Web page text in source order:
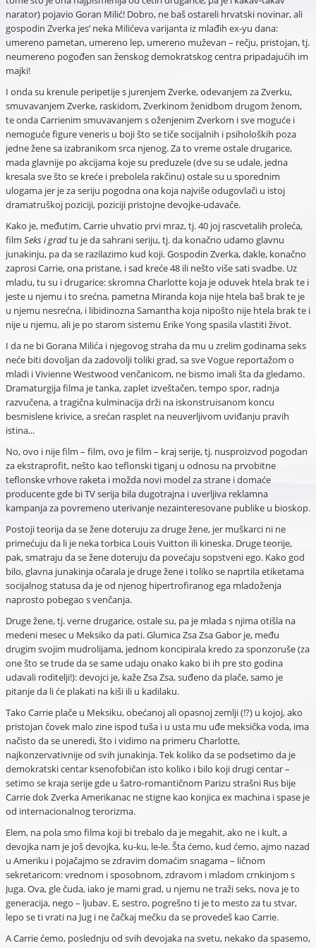
narator) pojavio Goran Milić! Dobro, ne baš ostareli hrvatski novinar, ali
gospodin Zverka jes’ neka Milićeva varijanta iz mlađih ex-yu dana:
umereno pametan, umereno lep, umereno muževan – rečju, pristojan, tj.
neumereno pogođen san ženskog demokratskog centra pripadajućih im
majki!
I onda su krenule peripetije s jurenjem Zverke, odevanjem za Zverku,
smuvavanjem Zverke, raskidom, Zverkinom ženidbom drugom ženom,
te onda Carrienim smuvavanjem s oženjenim Zverkom i sve moguće i
nemoguće figure veneris u boji što se tiče socijalnih i psiholoških poza
jedne žene sa izabranikom srca njenog. Za to vreme ostale drugarice,
mada glavnije po akcijama koje su preduzele (dve su se udale, jedna
kresala sve što se kreće i prebolela rakčinu) ostale su u sporednim
ulogama jer je za seriju pogodna ona koja najviše odugovlači u istoj
dramatruškoj poziciji, poziciji pristojne devojke-udavače.
Kako je, međutim, Carrie uhvatio prvi mraz, tj. 40 joj rascvetalih proleća,
film Seks i gradtu je da sahrani seriju, tj. da konačno udamo glavnu
junakinju, pa da se razilazimo kud koji. Gospodin Zverka, dakle, konačno
zaprosi Carrie, ona pristane, i sad kreće 48 ili nešto više sati svadbe. Uz
mladu, tu su i drugarice: skromna Charlotte koja je oduvek htela brak te i
jeste u njemu i to srećna, pametna Miranda koja nije htela baš brak te je
u njemu nesrećna, i libidinozna Samantha koja nipošto nije htela brak te i
nije u njemu, ali je po starom sistemu Erike Yong spasila vlastiti život.
I da ne bi Gorana Milića i njegovog straha da mu u zrelim godinama seks
neće biti dovoljan da zadovolji toliki grad, sa sve Vogue reportažom o
mladi i Vivienne Westwood venčanicom, ne bismo imali šta da gledamo.
Dramaturgija filma je tanka, zaplet izveštačen, tempo spor, radnja
razvučena, a tragična kulminacija drži na iskonstruisanom koncu
besmislene krivice, a srećan rasplet na neuverljivom uviđanju pravih
istina...
No, ovo i nije film – film, ovo je film – kraj serije, tj. nusproizvod pogodan
za ekstraprofit, nešto kao teflonski tiganj u odnosu na prvobitne
teflonske vrhove raketa i možda novi model za strane i domaće
producente gde bi TV serija bila dugotrajna i uverljiva reklamna
kampanja za povremeno uterivanje nezainteresovane publike u bioskop.
Postoji teorija da se žene doteruju za druge žene, jer muškarci ni ne
primećuju da li je neka torbica Louis Vuitton ili kineska. Druge teorije,
pak, smatraju da se žene doteruju da povećaju sopstveni ego. Kako god
bilo, glavna junakinja očarala je druge žene i toliko se naprtila etiketama
socijalnog statusa da je od njenog hipertrofiranog ega mladoženja
naprosto pobegao s venčanja.
Druge žene, tj. verne drugarice, ostale su, pa je mlada s njima otišla na
medeni mesec u Meksiko da pati. Glumica Zsa Zsa Gabor je, među
drugim svojim mudrolijama, jednom koncipirala kredo za sponzoruše (za
one što se trude da se same udaju onako kako bi ih pre sto godina
udavali roditelji!): devojci je, kaže Zsa Zsa, suđeno da plače, samo je
pitanje da li će plakati na kiši ili u kadilaku.
Tako Carrie plače u Meksiku, obećanoj ali opasnoj zemlji (!?) u kojoj, ako
pristojan čovek malo zine ispod tuša i u usta mu uđe meksička voda, ima
načisto da se uneredi, što i vidimo na primeru Charlotte,
najkonzervativnije od svih junakinja. Tek koliko da se podsetimo da je
demokratski centar ksenofobičan isto koliko i bilo koji drugi centar –
setimo se kraja serije gde u šatro-romantičnom Parizu strašni Rus bije
Carrie dok Zverka Amerikanac ne stigne kao konjica ex machina i spase je
od internacionalnog terorizma.
Elem, na pola smo filma koji bi trebalo da je megahit, ako ne i kult, a
devojka nam je još devojka, ku-ku, le-le. Šta ćemo, kud ćemo, ajmo nazad
u Ameriku i pojačajmo se zdravim domaćim snagama – ličnom
sekretaricom: vrednom i sposobnom, zdravom i mladom crnkinjom s
Juga. Ova, gle čuda, iako je mami grad, u njemu ne traži seks, nova je to
generacija, nego – ljubav. E, sestro, pogrešno ti je to mesto za tu stvar,
lepo se ti vrati na Jug i ne čačkaj mečku da se provedeš kao Carrie.
A Carrie ćemo, poslednju od svih devojaka na svetu, nekako da spasemo,